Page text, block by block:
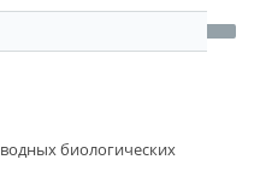
биологических